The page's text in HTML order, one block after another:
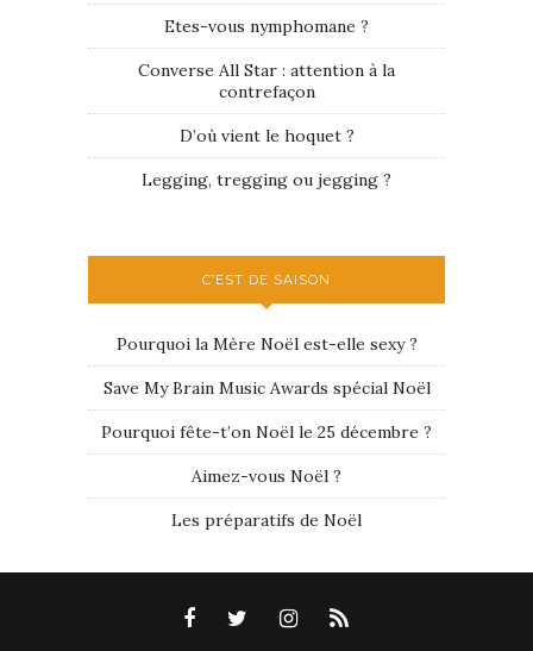
Etes-vous nymphomane ?
Converse All Star : attention à la
contrefaçon
D’où vient le hoquet ?
Legging, tregging ou jegging ?
C’EST DE SAISON
Pourquoi la Mère Noël est-elle sexy ?
Save My Brain Music Awards spécial Noël
Pourquoi fête-t’on Noël le 25 décembre ?
Aimez-vous Noël ?
Les préparatifs de Noël